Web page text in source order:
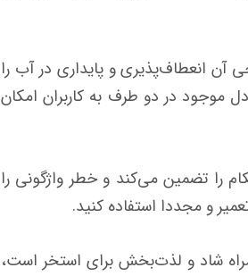
لذت‌بخش را ارائه می‌دهد. طراحی آن انعطاف‌پذیری و پایداری در آب را
موجود در دو طرف به کاربران امکان
را تضمین می‌کند و خطر واژگونی را
و مجددا استفاده کنید.
که به دنبال یک همراه شاد و لذت‌بخش برای استخر است،